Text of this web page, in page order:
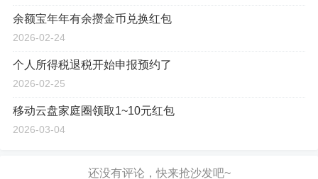
余额宝年年有余攒金币兑换红包
2026-02-24
个人所得税退税开始申报预约了
2026-02-25
移动云盘家庭圈领取1~10元红包
2026-03-04